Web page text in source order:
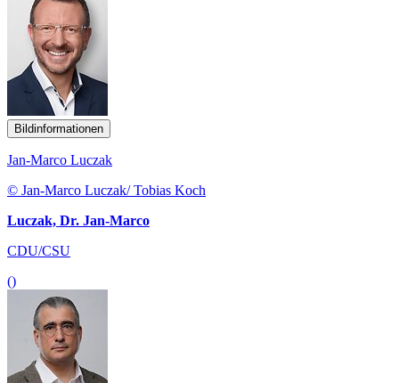
Bildinformationen
Jan-Marco Luczak
© Jan-Marco Luczak/ Tobias Koch
Luczak, Dr. Jan-Marco
CDU/CSU
()